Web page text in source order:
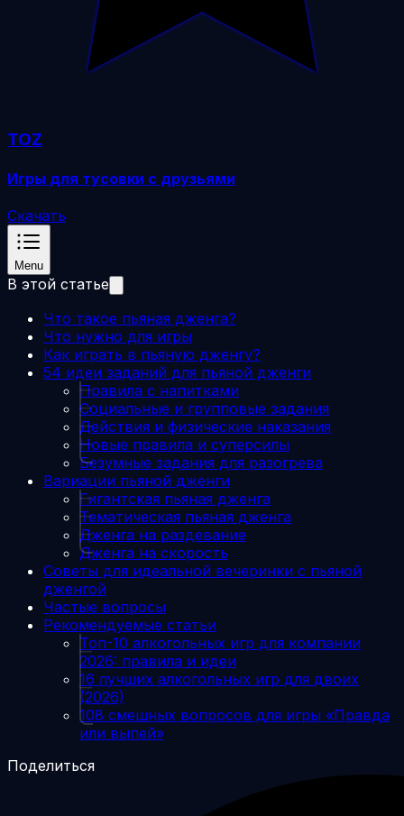
TOZ
Игры для тусовки с друзьями
Скачать
Menu
В этой статье
Что такое пьяная дженга?
Что нужно для игры
Как играть в пьяную дженгу?
54 идеи заданий для пьяной дженги
Правила с напитками
Социальные и групповые задания
Действия и физические наказания
Новые правила и суперсилы
Безумные задания для разогрева
Вариации пьяной дженги
Гигантская пьяная дженга
Тематическая пьяная дженга
Дженга на раздевание
Дженга на скорость
Советы для идеальной вечеринки с пьяной
дженгой
Частые вопросы
Рекомендуемые статьи
Топ-10 алкогольных игр для компании
2026: правила и идеи
16 лучших алкогольных игр для двоих
(2026)
108 смешных вопросов для игры «Правда
или выпей»
Поделиться